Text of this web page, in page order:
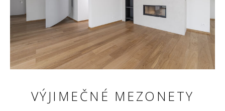
VÝJIMEČNÉ MEZONETY